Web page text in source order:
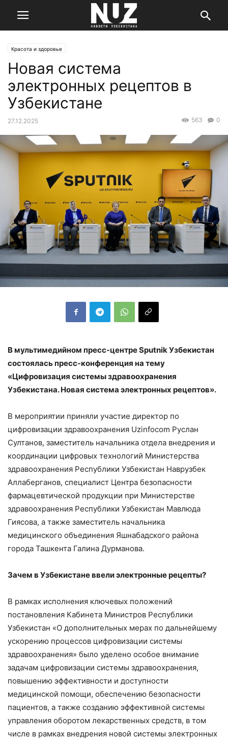
Красота и здоровье
Новая система
электронных рецептов в
Узбекистане
27.12.2025 0
563
В мультимедийном пресс-центре Sputnik Узбекистан
состоялась пресс-конференция на тему
«Цифровизация системы здравоохранения
Узбекистана. Новая система электронных рецептов».
В мероприятии приняли участие директор по
цифровизации здравоохранения Uzinfocom Руслан
Султанов, заместитель начальника отдела внедрения и
координации цифровых технологий Министерства
здравоохранения Республики Узбекистан Наврузбек
Аллаберганов, специалист Центра безопасности
фармацевтической продукции при Министерстве
здравоохранения Республики Узбекистан Мавлюда
Гиясова, а также заместитель начальника
медицинского объединения Яшнабадского района
города Ташкента Галина Дурманова.
Зачем в Узбекистане ввели электронные рецепты?
В рамках исполнения ключевых положений
постановления Кабинета Министров Республики
Узбекистан «О дополнительных мерах по дальнейшему
ускорению процессов цифровизации системы
здравоохранения» было уделено особое внимание
задачам цифровизации системы здравоохранения,
повышению эффективности и доступности
медицинской помощи, обеспечению безопасности
пациентов, а также созданию эффективной системы
управления оборотом лекарственных средств, в том
числе в рамках внедрения новой системы электронных